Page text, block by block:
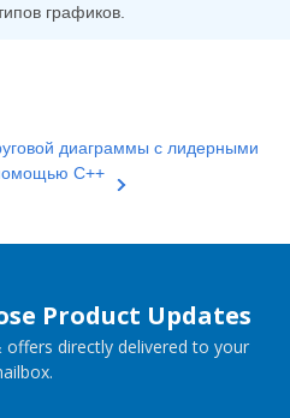
графиков.
диаграммы с лидерными
C++
Product Updates
directly delivered to your